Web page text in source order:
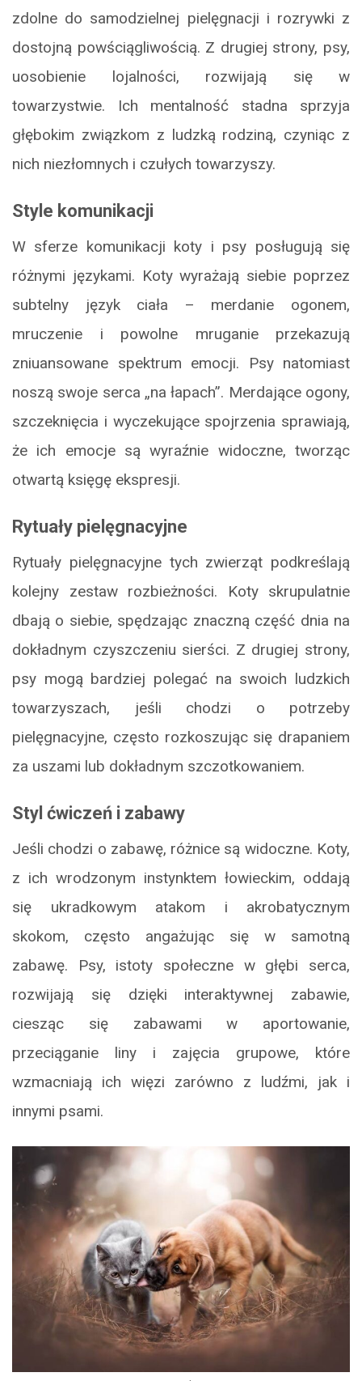
zdolne do samodzielnej pielęgnacji i rozrywki z
dostojną powściągliwością. Z drugiej strony, psy,
uosobienie lojalności, rozwijają się w
towarzystwie. Ich mentalność stadna sprzyja
głębokim związkom z ludzką rodziną, czyniąc z
nich niezłomnych i czułych towarzyszy.
Style komunikacji
W sferze komunikacji koty i psy posługują się
różnymi językami. Koty wyrażają siebie poprzez
subtelny język ciała – merdanie ogonem,
mruczenie i powolne mruganie przekazują
zniuansowane spektrum emocji. Psy natomiast
noszą swoje serca „na łapach”. Merdające ogony,
szczeknięcia i wyczekujące spojrzenia sprawiają,
że ich emocje są wyraźnie widoczne, tworząc
otwartą księgę ekspresji.
Rytuały pielęgnacyjne
Rytuały pielęgnacyjne tych zwierząt podkreślają
kolejny zestaw rozbieżności. Koty skrupulatnie
dbają o siebie, spędzając znaczną część dnia na
dokładnym czyszczeniu sierści. Z drugiej strony,
psy mogą bardziej polegać na swoich ludzkich
towarzyszach, jeśli chodzi o potrzeby
pielęgnacyjne, często rozkoszując się drapaniem
za uszami lub dokładnym szczotkowaniem.
Styl ćwiczeń i zabawy
Jeśli chodzi o zabawę, różnice są widoczne. Koty,
z ich wrodzonym instynktem łowieckim, oddają
się ukradkowym atakom i akrobatycznym
skokom, często angażując się w samotną
zabawę. Psy, istoty społeczne w głębi serca,
rozwijają się dzięki interaktywnej zabawie,
ciesząc się zabawami w aportowanie,
przeciąganie liny i zajęcia grupowe, które
wzmacniają ich więzi zarówno z ludźmi, jak i
innymi psami.